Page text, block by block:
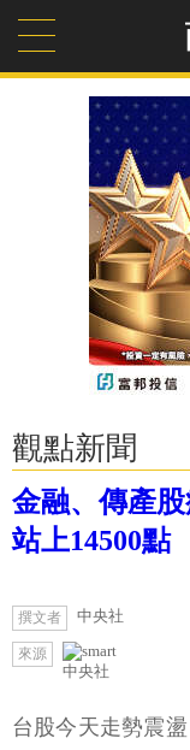
觀點新聞
金融、傳產
站上14500點
撰文者 中央社
來源
中央社
台股今天走勢震